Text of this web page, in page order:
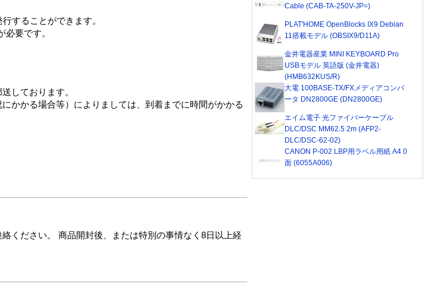
することができます。
要です。
しております。
かかる場合等）によりましては、到着までに時間がかかる
ください。 商品開封後、または特別の事情なく8日以上経
Cable (CAB-TA-250V-JP=)
PLAT'HOME OpenBlocks IX9 Debian
11搭載モデル (OBSIX9/D11A)
金井電器産業 MINI KEYBOARD Pro
USBモデル 英語版 (金井電器)
(HMB632KUS/R)
大電 100BASE-TX/FXメディアコンバ
ータ DN2800GE (DN2800GE)
エイム電子 光ファイバーケーブル
DLC/DSC MM62.5 2m (AFP2-
DLC/DSC-62-02)
CANON P-002 LBP用ラベル用紙 A4 0
面 (6055A006)